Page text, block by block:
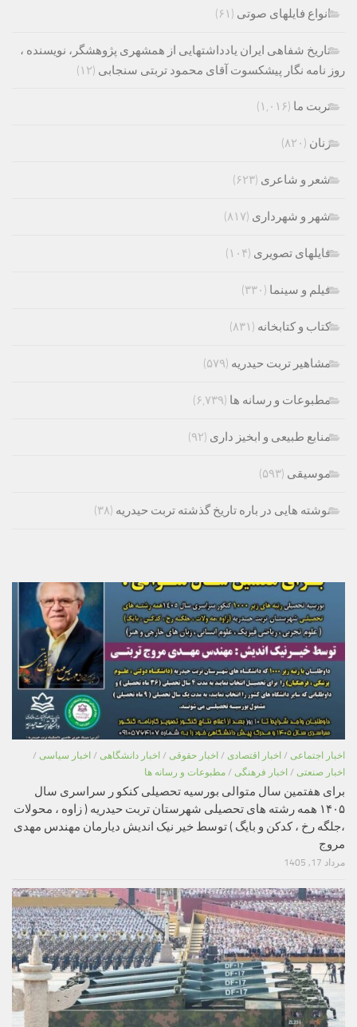
انواع فایلهای صوتی (۶۱)
تاریخ شفاهی ایران یادداشتهایی از همشهری پژوهشگر، نویسنده ،
روز نامه نگار پیشکسوت آقای محمود تربتی سنجابی (۱۲)
تربت ما (۱,۰۱۶)
زنان (۸۲۰)
شعر و شاعری (۶۲۳)
شهر و شهرداری (۸۱۷)
فایلهای تصویری (۱۰۴)
فیلم و سینما (۳۳۰)
کتاب و کتابخانه (۸۳۱)
مشاهیر تربت حیدریه (۵۷۹)
مطبوعات و رسانه ها (۶,۷۳۹)
منابع طبیعی و ابخیز داری (۹۲)
موسیقی (۵۹۳)
نوشته هایی در باره تاریخ گذشته تربت حیدریه (۳۸)
اخبار اجتماعی / اخبار اقتصادی / اخبار حقوقی / اخبار دانشگاهی / اخبار سیاسی /
اخبار صنعتی / اخبار فرهنگی / مطبوعات و رسانه ها
برای هفتمین سال متوالی بورسیه تحصیلی کنکو ر سراسری سال
۱۴۰۵ همه رشته های تحصیلی شهرستان تربت حیدریه ( زاوه ، محولات
،جلگه رخ ، کدکن و بایگ ) توسط خیر نیک اندیش دیارمان مهندس مهدی
مروج
مرداد 17, 1405